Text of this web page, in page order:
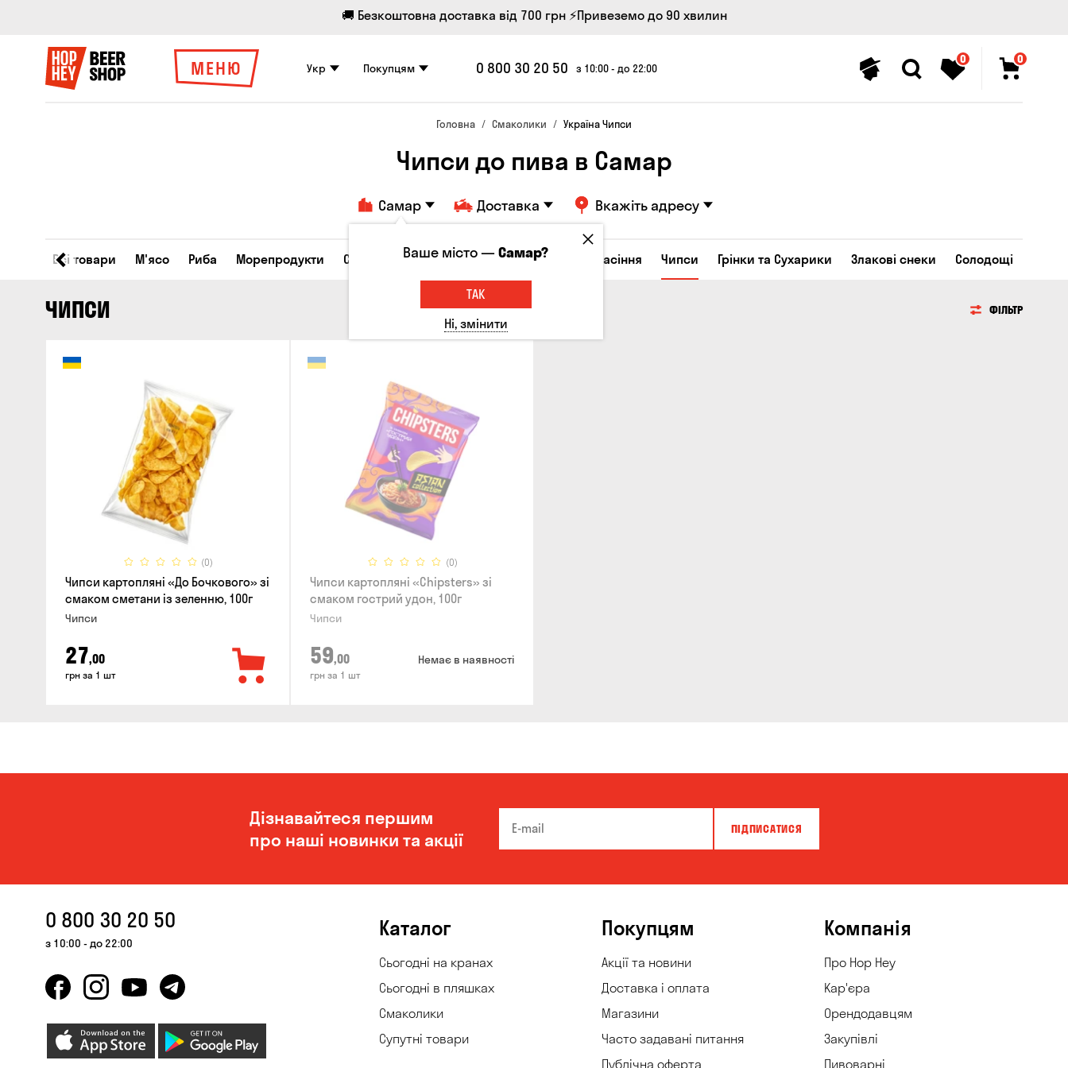
🚚 Безкоштовна доставка від 700 грн ⚡Привеземо до 90 хвилин
МЕНЮ Укр Покупцям 0 800 30 20 50 з 10:00 - до 22:00
0 0
Головна Смаколики Україна Чипси
Чипси до пива в Самар
Самар Доставка Вкажіть адресу
Всі товари М'ясо Риба Морепродукти Сирні закуски Горішки Кукурудза Насіння Чипси Грінки та Сухарики Злакові снеки Солодощі
ЧИПСИ ФІЛЬТР
(0)
Чипси картоплянi «До Бочкового» зі
смаком сметани із зеленню, 100г
Чипси
27,00
грн за 1 шт
(0)
Чипси картопляні «Chipsters» зі
смаком гострий удон, 100г
Чипси
59,00
грн за 1 шт
Немає в наявності
Дізнавайтеся першим
про наші новинки та акції
ПІДПИСАТИСЯ
0 800 30 20 50
з 10:00 - до 22:00
Каталог
Сьогодні на кранах
Сьогодні в пляшках
Смаколики
Супутні товари
Покупцям
Акції та новини
Доставка і оплата
Магазини
Часто задавані питання
Публічна оферта
Компанія
Про Hop Hey
Кар'єра
Орендодавцям
Закупівлі
Пивоварні
Ваше місто —Самар?
ТАК
Ні, змінити